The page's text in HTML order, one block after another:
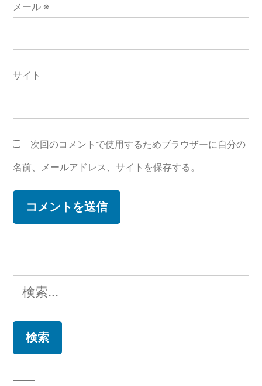
メール ※
サイト
次回のコメントで使用するためブラウザーに自分の
名前、メールアドレス、サイトを保存する。
検
索: